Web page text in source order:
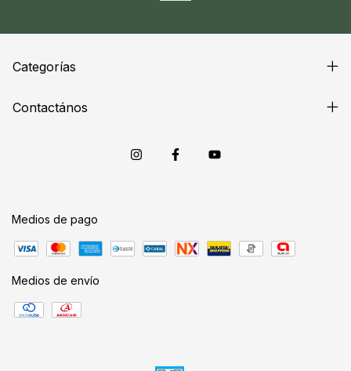
Categorías
Contactános
Medios de pago
Medios de envío